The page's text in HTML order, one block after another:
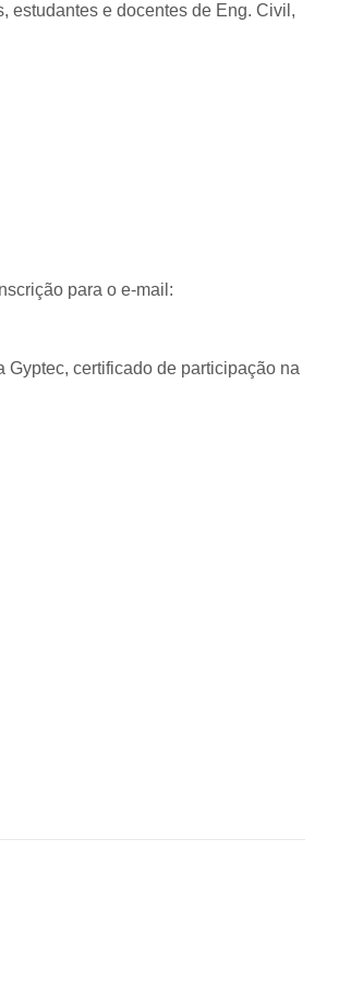
estudantes e docentes de Eng. Civil,
para o e-mail:
certificado de participação na